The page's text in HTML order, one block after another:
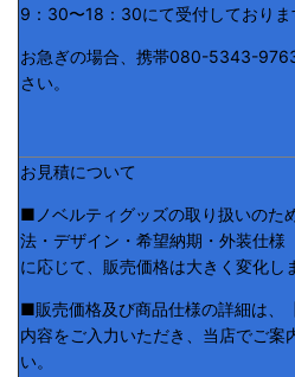
9：30〜18：30にて受付しておりま
お急ぎの場合、携帯080-5343-
さい。
お見積について
■ノベルティグッズの取り扱いのた
法・デザイン・希望納期・外装仕様
に応じて、販売価格は大きく変化し
■販売価格及び商品仕様の詳細は、
内容をご入力いただき、当店でご案
い。